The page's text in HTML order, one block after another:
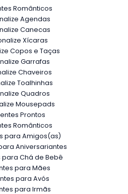
Românticos
Agendas
Canecas
Xícaras
Copos e Taças
Garrafas
Chaveiros
Toalhinhas
Quadros
Mousepads
Prontos
Românticos
para Amigos(as)
Aniversariantes
para Chá de Bebê
para Mães
para Avós
para Irmãs